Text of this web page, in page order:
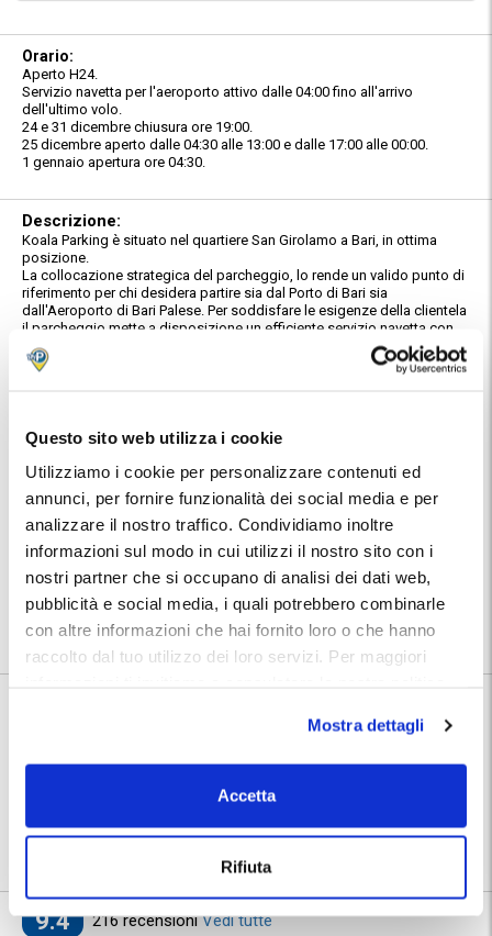
Questo sito web utilizza i cookie
Utilizziamo i cookie per personalizzare contenuti ed
annunci, per fornire funzionalità dei social media e per
analizzare il nostro traffico. Condividiamo inoltre
informazioni sul modo in cui utilizzi il nostro sito con i
nostri partner che si occupano di analisi dei dati web,
pubblicità e social media, i quali potrebbero combinarle
con altre informazioni che hai fornito loro o che hanno
raccolto dal tuo utilizzo dei loro servizi. Per maggiori
Mostra dettagli
Accetta
Rifiuta
Orario:
Aperto H24.
Servizio navetta per l'aeroporto attivo dalle 04:00 fino all'arrivo
dell'ultimo volo.
24 e 31 dicembre chiusura ore 19:00.
25 dicembre aperto dalle 04:30 alle 13:00 e dalle 17:00 alle 00:00.
1 gennaio apertura ore 04:30.
Descrizione:
Koala Parking è situato nel quartiere San Girolamo a Bari, in ottima
posizione.
La collocazione strategica del parcheggio, lo rende un valido punto di
riferimento per chi desidera partire sia dal Porto di Bari sia
dall'Aeroporto di Bari Palese. Per soddisfare le esigenze della clientela
il parcheggio mette a disposizione un efficiente servizio navetta con
destinazione Porto di Bari e Aeroporto di Bari Palese.
Gli addetti del parcheggio ti accompagneranno gratuitamente al
terminal dell'aeroporto di Bari Palese o al porto di Bari con la navetta.
La navetta non parte ad orario prefissato ma è attiva al servizio delle
necessità del singolo cliente.
Utilizza la mappa per calcolare il percorso per raggiungere il
parcheggio. Dopo la prenotazione troverai nel tuo Voucher MyParking
🅿️ Caratteristiche: custodito, cctv
9.4
📍 Destinazioni servite:
|Porto di Bari|Aeroporto di Bari
9.4 216 recensioniVedi tutte